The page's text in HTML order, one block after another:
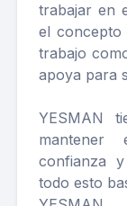
trabajar en
el
trabajo
apoya para
YESMAN
mantener
confianza
todo esto